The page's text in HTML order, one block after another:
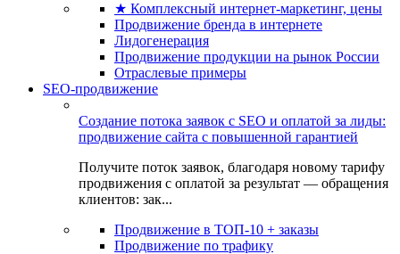
★ Комплексный интернет-маркетинг, цены
Продвижение бренда в интернете
Лидогенерация
Продвижение продукции на рынок России
Отраслевые примеры
SEO-продвижение
Создание потока заявок с SEO и оплатой за лиды:
продвижение сайта с повышенной гарантией
Получите поток заявок, благодаря новому тарифу
продвижения с оплатой за результат — обращения
клиентов: зак...
Продвижение в ТОП-10 + заказы
Продвижение по трафику